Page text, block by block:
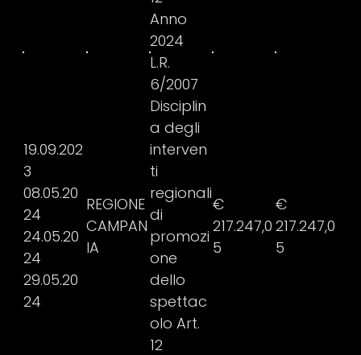
Anno
2024
19.09.202
3
08.05.20
24
24.05.20
24
29.05.20
24
REGIONE
CAMPAN
IA
L.R.
6/2007
Disciplin
a degli
interven
ti
regionali
di
promozi
one
dello
spettac
olo Art.
12
€
217.247,0
5
€
217.247,0
5